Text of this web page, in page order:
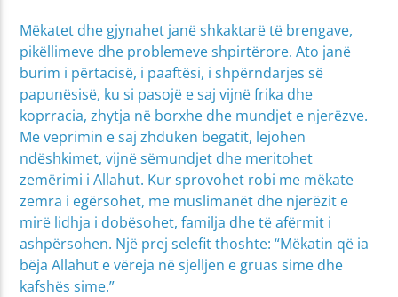
Mëkatet dhe gjynahet janë shkaktarë të brengave,
pikëllimeve dhe problemeve shpirtërore. Ato janë
burim i përtacisë, i paaftësi, i shpërndarjes së
papunësisë, ku si pasojë e saj vijnë frika dhe
koprracia, zhytja në borxhe dhe mundjet e njerëzve.
Me veprimin e saj zhduken begatit, lejohen
ndëshkimet, vijnë sëmundjet dhe meritohet
zemërimi i Allahut. Kur sprovohet robi me mëkate
zemra i egërsohet, me muslimanët dhe njerëzit e
mirë lidhja i dobësohet, familja dhe të afërmit i
ashpërsohen. Një prej selefit thoshte: “Mëkatin që ia
bëja Allahut e vëreja në sjelljen e gruas sime dhe
kafshës sime.”